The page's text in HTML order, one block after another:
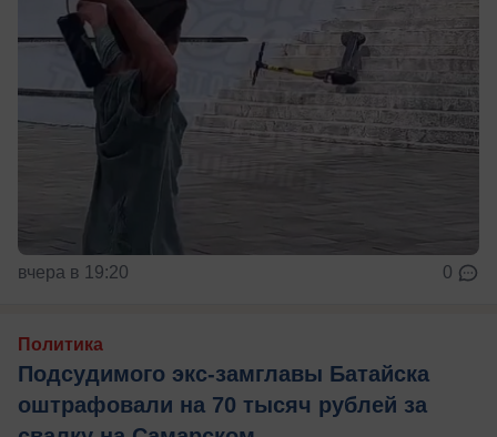
вчера в 19:20 0
Политика
Подсудимого экс-замглавы Батайска
оштрафовали на 70 тысяч рублей за